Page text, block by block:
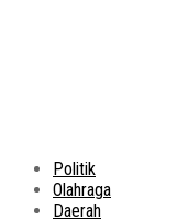
Politik
Olahraga
Daerah